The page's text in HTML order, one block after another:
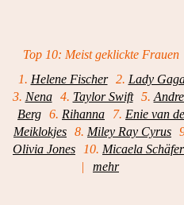
Top 10: Meist geklickte Frauen
1. Helene Fischer 2. Lady
3. Nena 4. Taylor Swift 5.
Berg 6. Rihanna 7. Enie van de
Meiklokjes 8. Miley Ray Cyrus
Olivia Jones
10. Micaela Schäfer
|
mehr